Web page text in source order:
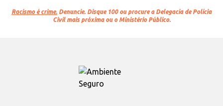
Racismo é crime. Denuncie. Disque 100 ou procure a Delegacia de Polícia
Civil mais próxima ou o Ministério Público.